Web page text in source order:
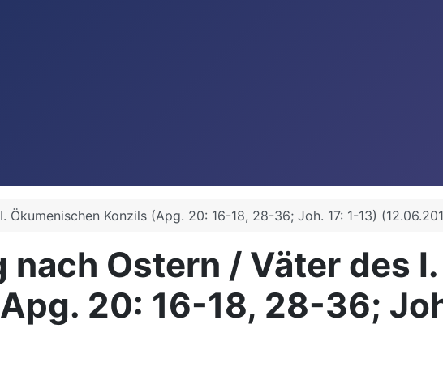
Konzils (Apg. 20: 16-18, 28-36; Joh. 17: 1-13)
nach Ostern / Väter des I.
20: 16-18, 28-36;